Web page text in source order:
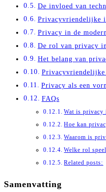
De invloed van
Privacyvriendelijke
Privacy in de
De rol van privacy
Het belang van
Privacyvriendelijke
Privacy als een
FAQs
Wat is privacy
Hoe kan
Waarom is
Welke rol
Related posts:
Samenvatting